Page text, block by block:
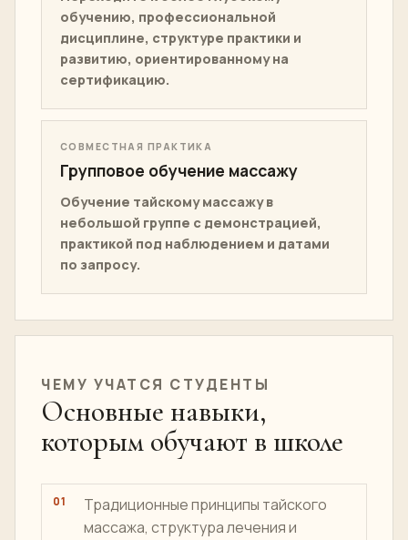
Изучите основы, механику тела,
контроль давления, растяжку и четкую
последовательность тайского массажа
ПРОФЕССИОНАЛЬНЫЙ ПУТЬ
массажа
Переходите к более глубокому
обучению, профессиональной
сертификацию.
СОВМЕСТНАЯ ПРАКТИКА
Групповое обучение массажу
Обучение тайскому массажу в
практикой под наблюдением и датами
по запросу.